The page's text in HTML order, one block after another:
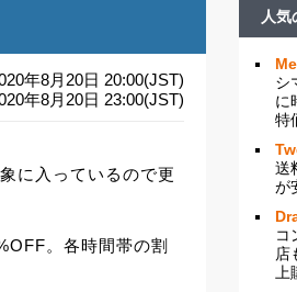
年8月20日 20:00(JST)
年8月20日 23:00(JST)
に入っているので更
。各時間帯の割
人気
シ
に
特
送
が
コ
店